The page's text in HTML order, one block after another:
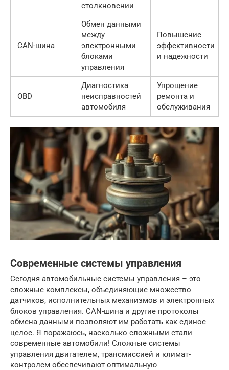
столкновении
CAN-шина
Обмен данными
между
электронными
блоками
управления
Повышение
эффективности
и надежности
OBD
Диагностика
неисправностей
автомобиля
Упрощение
ремонта и
обслуживания
Современные системы управления
Сегодня автомобильные системы управления – это
сложные комплексы, объединяющие множество
датчиков, исполнительных механизмов и электронных
блоков управления. CAN-шина и другие протоколы
обмена данными позволяют им работать как единое
целое. Я поражаюсь, насколько сложными стали
современные автомобили! Сложные системы
управления двигателем, трансмиссией и климат-
контролем обеспечивают оптимальную